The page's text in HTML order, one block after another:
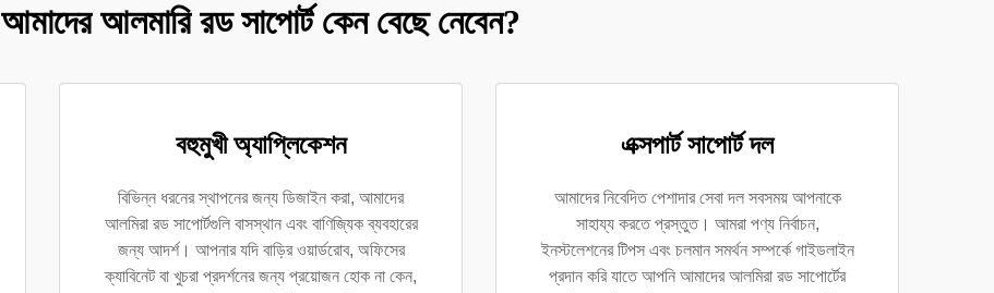
আমাদের আলমারি রড সাপোর্ট কেন বেছে নেবেন?
বহুমুখী অ্যাপ্লিকেশন
বিভিন্ন ধরনের স্থাপনের জন্য ডিজাইন করা, আমাদের
আলমিরা রড সাপোর্টগুলি বাসস্থান এবং বাণিজ্যিক ব্যবহারের
জন্য আদর্শ। আপনার যদি বাড়ির ওয়ার্ডরোব, অফিসের
ক্যাবিনেট বা খুচরা প্রদর্শনের জন্য প্রয়োজন হোক না কেন,
এক্সপার্ট সাপোর্ট দল
আমাদের নিবেদিত পেশাদার সেবা দল সবসময় আপনাকে
সাহায্য করতে প্রস্তুত। আমরা পণ্য নির্বাচন,
ইনস্টলেশনের টিপস এবং চলমান সমর্থন সম্পর্কে গাইডলাইন
প্রদান করি যাতে আপনি আমাদের আলমিরা রড সাপোর্টের